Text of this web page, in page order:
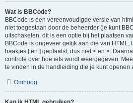
Wat is BBCode?
BBCode is een vereenvoudigde versie van
niet toegestaan door de beheerder (je kunt
uitschakelen, dit is een optie bij het plaatsen
BBCode is ongeveer gelijk aan die van HTML,
haakjes [ en ] geplaatst, dus niet < en >.
controle over hoe iets wordt weergegeven.
te vinden in de handleiding die je kunt openen
Omhoog